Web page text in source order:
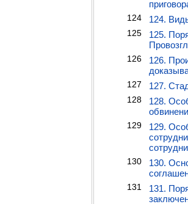
124 124.
125
125.
126
126.
127 127.
128
128.
129
129.
130
130.
131
131.